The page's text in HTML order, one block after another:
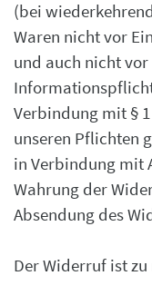
(bei
Waren nicht vor
und auch nicht
Verbindung mit § 1
unseren Pflichten
in Verbindung mit
Wahrung der
Absendung des
Der Widerruf ist